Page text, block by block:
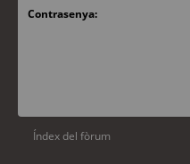
Contrasenya:
Índex del fòrum